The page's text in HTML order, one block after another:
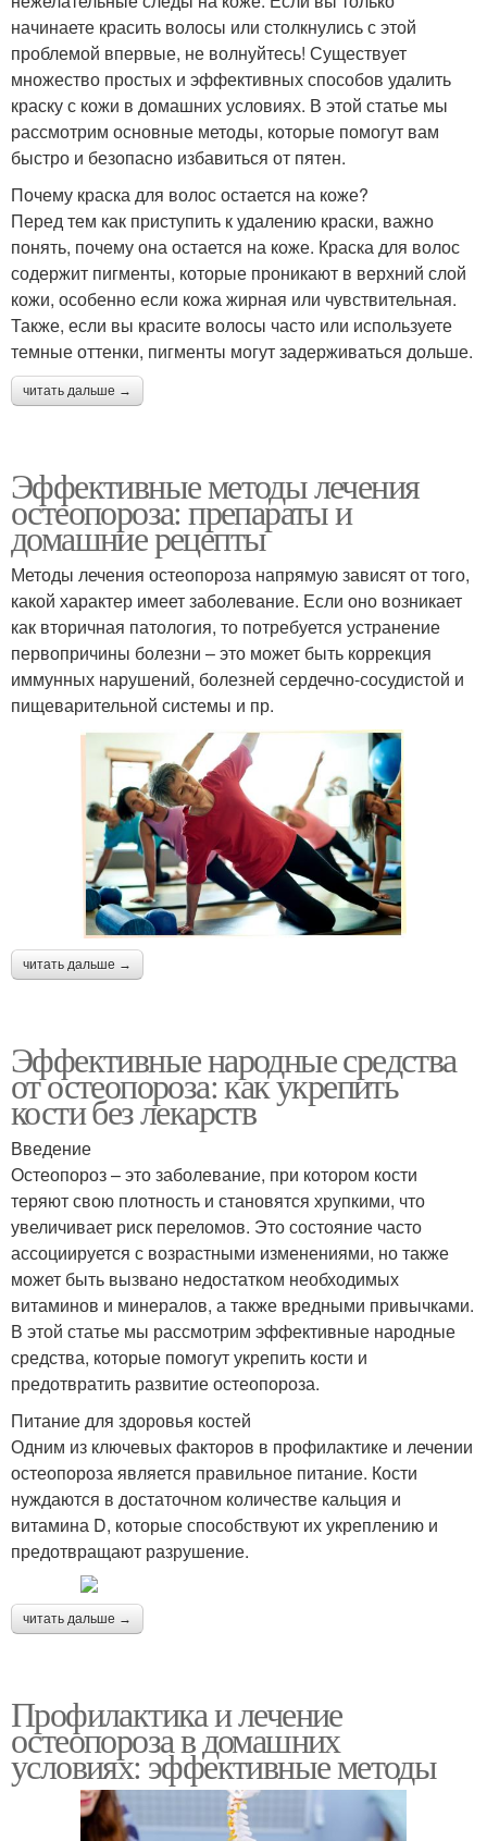
начинаете красить волосы или столкнулись с этой
проблемой впервые, не волнуйтесь! Существует
множество простых и эффективных способов удалить
краску с кожи в домашних условиях. В этой статье мы
рассмотрим основные методы, которые помогут вам
быстро и безопасно избавиться от пятен.
Почему краска для волос остается на коже?
Перед тем как приступить к удалению краски, важно
понять, почему она остается на коже. Краска для волос
содержит пигменты, которые проникают в верхний слой
кожи, особенно если кожа жирная или чувствительная.
Также, если вы красите волосы часто или используете
темные оттенки, пигменты могут задерживаться дольше.
читать дальше →
Эффективные методы лечения
остеопороза: препараты и
домашние рецепты
Методы лечения остеопороза напрямую зависят от того,
какой характер имеет заболевание. Если оно возникает
как вторичная патология, то потребуется устранение
первопричины болезни – это может быть коррекция
иммунных нарушений, болезней сердечно-сосудистой и
пищеварительной системы и пр.
читать дальше →
Эффективные народные средства
от остеопороза: как укрепить
кости без лекарств
Введение
Остеопороз – это заболевание, при котором кости
теряют свою плотность и становятся хрупкими, что
увеличивает риск переломов. Это состояние часто
ассоциируется с возрастными изменениями, но также
может быть вызвано недостатком необходимых
витаминов и минералов, а также вредными привычками.
В этой статье мы рассмотрим эффективные народные
средства, которые помогут укрепить кости и
предотвратить развитие остеопороза.
Питание для здоровья костей
Одним из ключевых факторов в профилактике и лечении
остеопороза является правильное питание. Кости
нуждаются в достаточном количестве кальция и
витамина D, которые способствуют их укреплению и
предотвращают разрушение.
читать дальше →
Профилактика и лечение
остеопороза в домашних
условиях: эффективные методы